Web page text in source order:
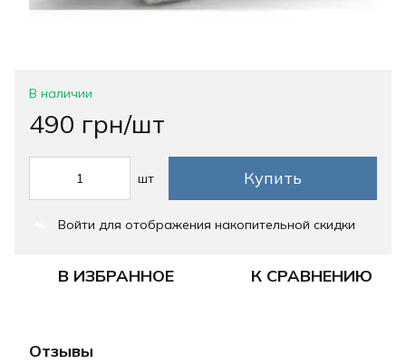
В наличии
490 грн/шт
шт Купить
Войти для отображения накопительной скидки
В ИЗБРАННОЕ К СРАВНЕНИЮ
Отзывы